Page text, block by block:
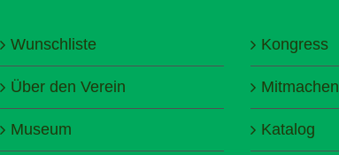
Wunschliste
Über den Verein
Museum
Kongress
Mitmachen
Katalog